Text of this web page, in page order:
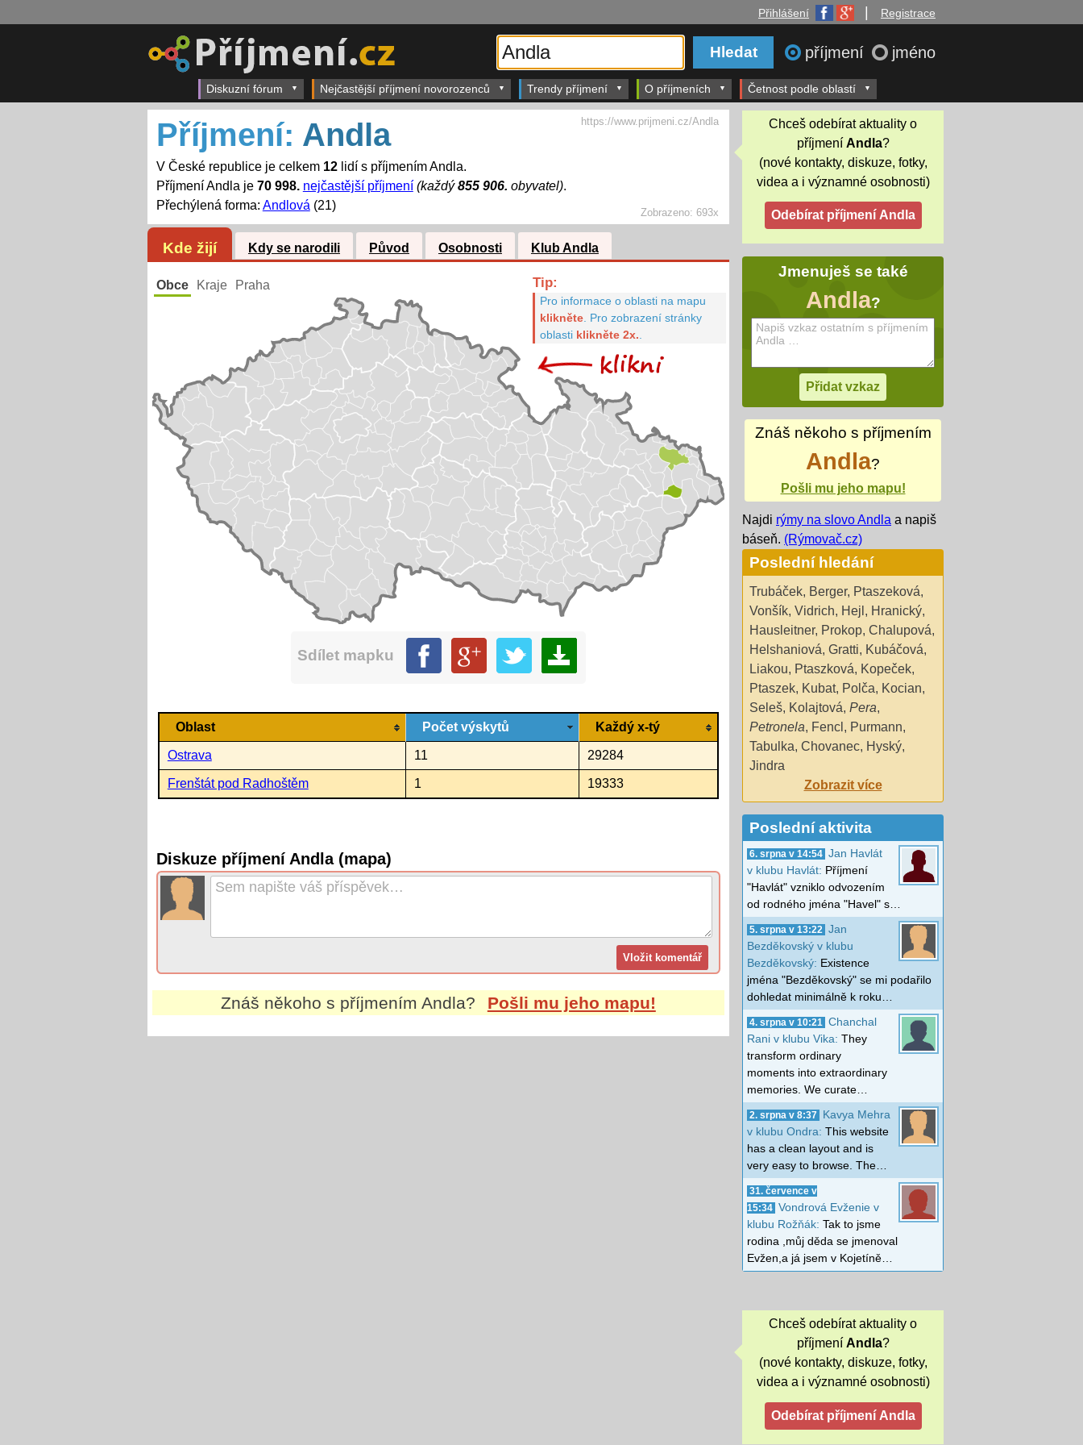
Přihlášení Registrace
příjmení jméno
Diskuzní fórum Nejčastější příjmení novorozenců Trendy příjmení O příjmeních Četnost podle oblastí
Zobrazeno:693x
Příjmení: Andla
V České republice je celkem 12lidí s příjmením Andla.
Příjmení Andla je 70 998. nejčastější příjmení (každý855 906. obyvatel).
Přechýlená forma: Andlová (21)
https://www.prijmeni.cz/Andla
Kde žijí Kdy se narodili Původ Osobnosti Klub Andla
Obce Kraje Praha Tip:
Pro informace o oblasti na mapu
klikněte. Pro zobrazení stránky
oblasti klikněte 2x.
Sdílet mapku
Oblast Počet výskytů Každý x-tý
Ostrava 11 29284
Frenštát pod Radhoštěm 1 19333
Diskuze příjmení Andla (mapa)
Znáš někoho s příjmením Andla? Pošli mu jeho mapu!
Chceš odebírat aktuality o
příjmení Andla?
(nové kontakty, diskuze, fotky,
videa a i významné osobnosti)
Jmenuješ se také
Andla?
Znáš někoho s příjmením
Andla?
Pošli mu jeho mapu!
Najdi rýmy na slovo Andla a napiš
báseň. (Rýmovač.cz)
Poslední hledání
Trubáček, Berger, Ptaszeková,
Vonšík, Vidrich, Hejl , Hranický,
Hausleitner, Prokop, Chalupová,
Helshaniová, Gratti, Kubáčová,
Liakou, Ptaszková, Kopeček,
Ptaszek, Kubat, Polča, Kocian,
Seleš, Kolajtová, Pera,
Petronela, Fencl , Purmann,
Tabulka, Chovanec, Hyský,
Jindra
Zobrazit více
Poslední aktivita
6. srpna v 14:54 Jan Havlát
v klubu Havlát: Příjmení
"Havlát" vzniklo odvozením
od rodného jména "Havel" s…
5. srpna v 13:22
Jan
Bezděkovský v klubu
Bezděkovský: Existence
jména "Bezděkovský" se mi podařilo
dohledat minimálně k roku…
4. srpna v 10:21
Chanchal
Rani v klubu Vika: They
transform ordinary
moments into extraordinary
memories. We curate…
2. srpna v 8:37
Kavya Mehra
v klubu Ondra: This website
has a clean layout and is
very easy to browse. The…
31. července v
15:34 Vondrová Evženie v
klubu Rožňák: Tak to jsme
rodina ,můj děda se jmenoval
Evžen,a já jsem v Kojetíně…
Chceš odebírat aktuality o
příjmení Andla?
(nové kontakty, diskuze, fotky,
videa a i významné osobnosti)